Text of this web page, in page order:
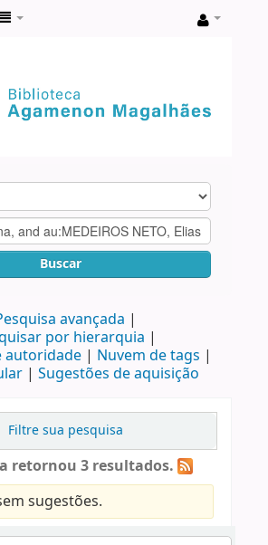
Buscar
avançada
por hierarquia
autoridade
Nuvem de tags
Sugestões de aquisição
Filtre sua pesquisa
retornou 3 resultados.
sugestões.